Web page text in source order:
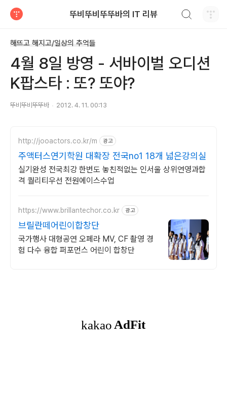
뚜비뚜비뚜뚜바의 IT 리뷰
해뜨고 해지고/일상의 추억들
4월 8일 방영 - 서바이벌 오디션
K팝스타 : 또? 또야?
뚜비뚜비뚜뚜바 2012. 4. 11. 00:13
http://jooactors.co.kr/m 광고
주액터스연기학원 대확장 전국no1 18개 넓은강의실
실기완성 전국최강 한번도 놓친적없는 인서울 상위연영과합
격 퀄리티우선 전원에이스수업
https://www.brillantechor.co.kr 광고
브릴란떼어린이합창단
국가행사 대형공연 오페라 MV, CF 촬영 경
험 다수 융합 퍼포먼스 어린이 합창단